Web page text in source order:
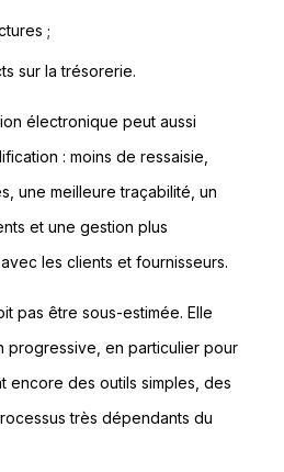
;
sur la trésorerie.
électronique peut aussi
: moins de ressaisie,
une meilleure traçabilité, un
et une gestion plus
les clients et fournisseurs.
pas être sous-estimée. Elle
progressive, en particulier pour
encore des outils simples, des
très dépendants du